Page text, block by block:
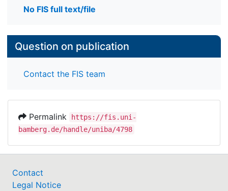
No FIS full text/file
Question on publication
Contact the FIS team
Permalink
https://fis.uni-
bamberg.de/handle/uniba/4798
Contact
Legal Notice